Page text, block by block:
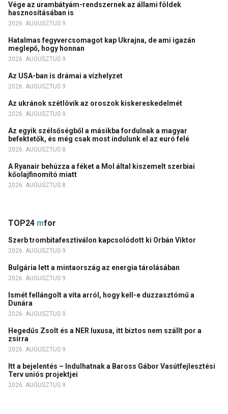
Vége az urambátyám-rendszernek az állami földek
hasznosításában is
2026. AUGUSZTUS 9.
Hatalmas fegyvercsomagot kap Ukrajna, de ami igazán
meglepő, hogy honnan
2026. AUGUSZTUS 9.
Az USA-ban is drámai a vízhelyzet
2026. AUGUSZTUS 9.
Az ukránok szétlövik az oroszok kiskereskedelmét
2026. AUGUSZTUS 9.
Az egyik szélsőségből a másikba fordulnak a magyar
befektetők, és még csak most indulunk el az euró felé
2026. AUGUSZTUS 8.
A Ryanair behúzza a féket a Mol által kiszemelt szerbiai
kőolajfinomító miatt
2026. AUGUSZTUS 8.
TOP24 mfor
Szerb trombitafesztiválon kapcsolódott ki Orbán Viktor
2026. AUGUSZTUS 9.
Bulgária lett a mintaország az energia tárolásában
2026. AUGUSZTUS 9.
Ismét fellángolt a vita arról, hogy kell-e duzzasztómű a
Dunára
2026. AUGUSZTUS 9.
Hegedűs Zsolt és a NER luxusa, itt biztos nem szállt por a
zsírra
2026. AUGUSZTUS 9.
Itt a bejelentés – Indulhatnak a Baross Gábor Vasútfejlesztési
Terv uniós projektjei
2026. AUGUSZTUS 9.